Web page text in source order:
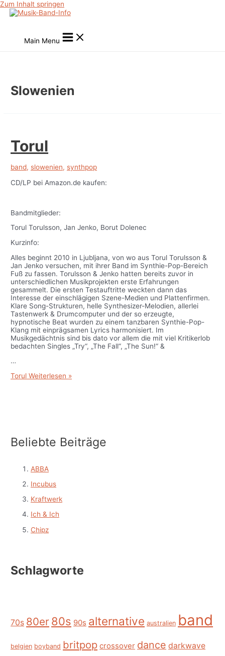
Zum Inhalt springen
Main Menu
Slowenien
Torul
band, slowenien, synthpop
CD/LP bei Amazon.de kaufen:
Bandmitglieder:
Torul Torulsson, Jan Jenko, Borut Dolenec
Kurzinfo:
Alles beginnt 2010 in Ljubljana, von wo aus Torul Torulsson &
Jan Jenko versuchen, mit ihrer Band im Synthie-Pop-Bereich
Fuß zu fassen. Torulsson & Jenko hatten bereits zuvor in
unterschiedlichen Musikprojekten erste Erfahrungen
gesammelt. Die ersten Testauftritte weckten dann das
Interesse der einschlägigen Szene-Medien und Plattenfirmen.
Klare Song-Strukturen, helle Synthesizer-Melodien, allerlei
Tastenwerk & Drumcomputer und der so erzeugte,
hypnotische Beat wurden zu einem tanzbaren Synthie-Pop-
Klang mit einprägsamen Lyrics harmonisiert. Im
Musikgedächtnis sind bis dato vor allem die mit viel Kritikerlob
bedachten Singles „Try“, „The Fall“, „The Sun!“ &
…
Torul Weiterlesen »
Beliebte Beiträge
ABBA
Incubus
Kraftwerk
Ich & Ich
Chipz
Schlagworte
70s 80er 80s 90s alternative australien band
belgien boyband britpop crossover dance darkwave